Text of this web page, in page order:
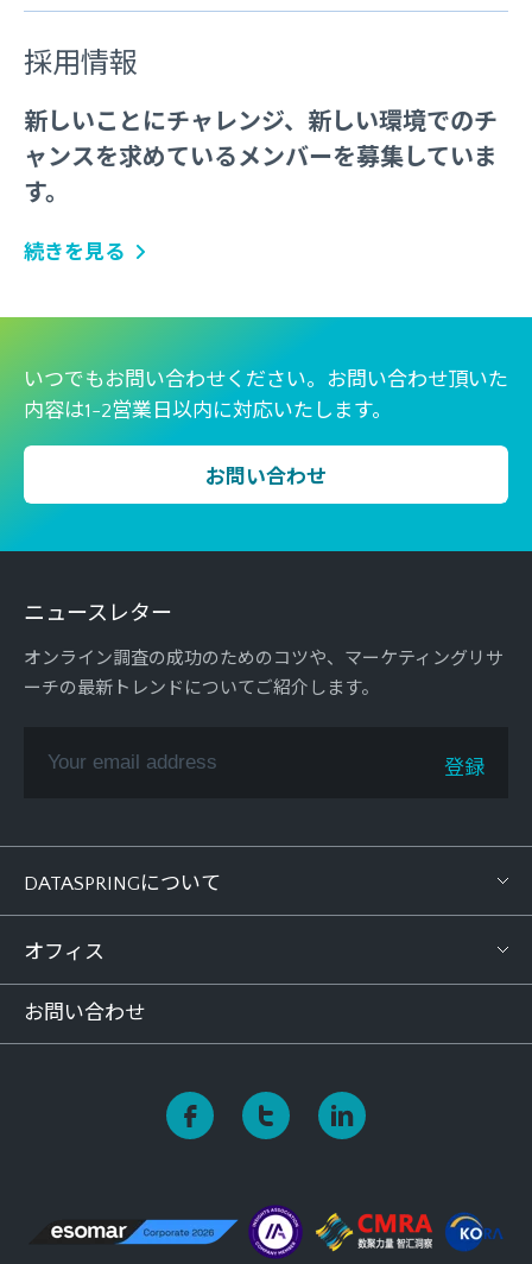
採用情報
新しいことにチャレンジ、新しい環境でのチ
ャンスを求めているメンバーを募集していま
す。
続きを見る
いつでもお問い合わせください。お問い合わせ頂いた
内容は1-2営業日以内に対応いたします。
お問い合わせ
ニュースレター
オンライン調査の成功のためのコツや、マーケティングリサ
ーチの最新トレンドについてご紹介します。
DATASPRINGについて
オフィス
お問い合わせ